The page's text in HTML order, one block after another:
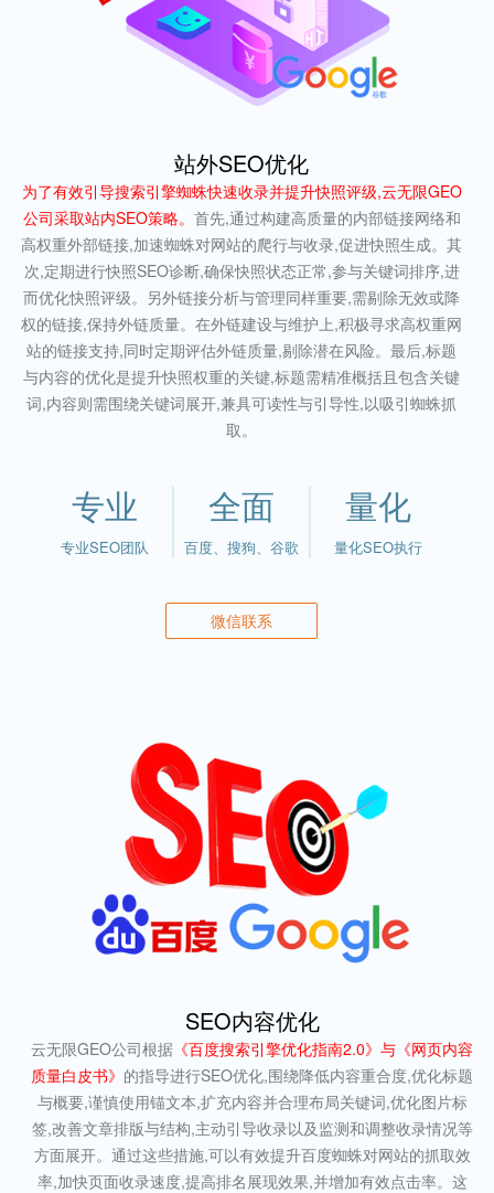
站外SEO优化
为了有效引导搜索引擎蜘蛛快速收录并提升快照评级,云无限GEO
公司采取站内SEO策略。 首先,通过构建高质量的内部链接网络和
高权重外部链接,加速蜘蛛对网站的爬行与收录,促进快照生成。其
次,定期进行快照SEO诊断,确保快照状态正常,参与关键词排序,进
而优化快照评级。另外链接分析与管理同样重要,需剔除无效或降
权的链接,保持外链质量。在外链建设与维护上,积极寻求高权重网
站的链接支持,同时定期评估外链质量,剔除潜在风险。最后,标题
与内容的优化是提升快照权重的关键,标题需精准概括且包含关键
词,内容则需围绕关键词展开,兼具可读性与引导性,以吸引蜘蛛抓
取。
专业
专业SEO团队
全面
百度、搜狗、谷歌
量化
量化SEO执行
微信联系
SEO内容优化
云无限GEO公司根据 《百度搜索引擎优化指南2.0》与《网页内容
质量白皮书》 的指导进行SEO优化,围绕降低内容重合度,优化标题
与概要,谨慎使用锚文本,扩充内容并合理布局关键词,优化图片标
签,改善文章排版与结构,主动引导收录以及监测和调整收录情况等
方面展开。通过这些措施,可以有效提升百度蜘蛛对网站的抓取效
率,加快页面收录速度,提高排名展现效果,并增加有效点击率。这